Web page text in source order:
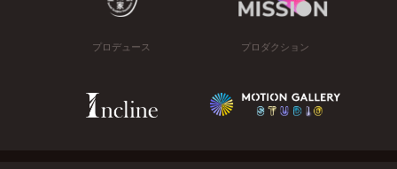
プロデュース プロダクション